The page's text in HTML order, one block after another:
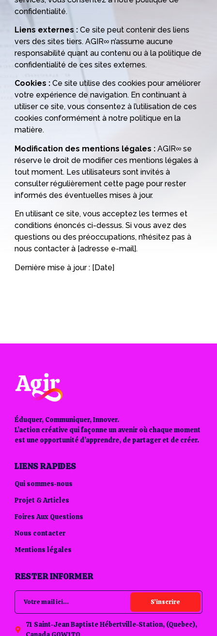
confidentialité.
Liens externes : Ce site peut contenir des liens
vers des sites tiers. AGIR∞ n’assume aucune
responsabilité quant au contenu ou à la politique de
confidentialité de ces sites externes.
Cookies : Ce site utilise des cookies pour améliorer
votre expérience de navigation. En continuant à
utiliser ce site, vous consentez à l’utilisation de ces
cookies conformément à notre politique en la
matière.
Modification des mentions légales : AGIR∞ se
réserve le droit de modifier ces mentions légales à
tout moment. Les utilisateurs sont invités à
consulter régulièrement cette page pour rester
informés des éventuelles mises à jour.
En utilisant ce site, vous acceptez les termes et
conditions énoncés ci-dessus. Si vous avez des
questions ou des préoccupations, n’hésitez pas à
nous contacter à [adresse e-mail].
Dernière mise à jour : [Date]
Éduquer, Communiquer, Innover.
L’action créative qui façonne un avenir où chaque moment
est une opportunité d’apprendre, de partager et de créer.
LIENS RAPIDES
Qui sommes-nous
Projet & Articles
Foires Aux Questions
Nous contacter
Mentions légales
RESTER INFORMER
S’inscrire
71 Saint-Jean Baptiste Hébertville-Station, (Quebec),